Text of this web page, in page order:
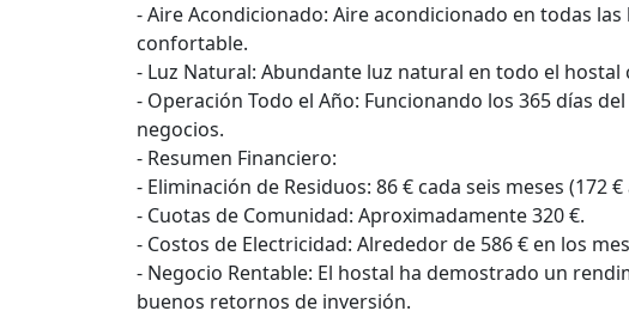
- Aire Acondicionado: Aire acondicionado en todas
confortable.
- Luz Natural: Abundante luz natural en todo el
- Operación Todo el Año: Funcionando los 365 días
negocios.
- Resumen Financiero:
- Eliminación de Residuos: 86 € cada seis meses (172 €
- Cuotas de Comunidad: Aproximadamente 320 €.
- Costos de Electricidad: Alrededor de 586 € en los
- Negocio Rentable: El hostal ha demostrado un
buenos retornos de inversión.